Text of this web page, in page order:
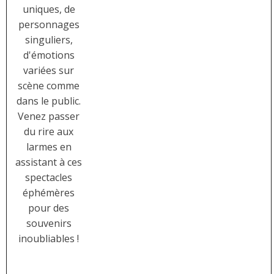
uniques, de
personnages
singuliers,
d'émotions
variées sur
scène comme
dans le public.
Venez passer
du rire aux
larmes en
assistant à ces
spectacles
éphémères
pour des
souvenirs
inoubliables !